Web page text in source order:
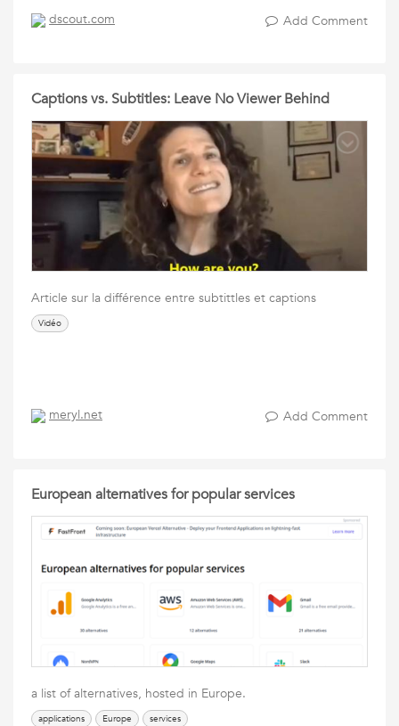
dscout.com Add Comment
Captions vs. Subtitles: Leave No Viewer Behind
Article sur la différence entre subtittles et captions
Vidéo
meryl.net Add Comment
European alternatives for popular services
a list of alternatives, hosted in Europe.
applications Europe services